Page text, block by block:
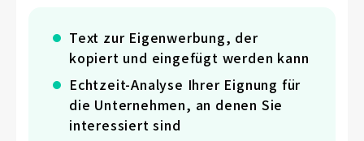
Text zur Eigenwerbung, der
kopiert und eingefügt werden kann
Echtzeit-Analyse Ihrer Eignung für
die Unternehmen, an denen Sie
interessiert sind